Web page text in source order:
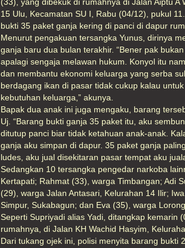
(33), yang dibekuk di rumahnya di Jalan Aiptu A
15 Ulu, Kecamatan SU I, Rabu (04/12), pukul
bukti 35 paket ganja kering di panci di dapur
Menurut pengakuan tersangka Yunus, dirinya
ganja baru dua bulan terakhir. “Bener pak
apalagi sengaja melawan hukum. Konyol itu
dan membantu ekonomi keluarga yang serba
berdagang ikan di pasar tidak cukup kalau
kebutuhan keluarga,” akunya.
Bapak dua anak ini juga mengaku, barang
Uj. “Barang bukti ganja 35 paket itu, aku
ditutup panci biar tidak ketahuan anak-anak.
ganja aku simpan di dapur. 35 paket ganja
ludes, aku jual disekitaran pasar tempat aku
Sedangkan 10 tersangka pengedar narkoba
Kertapati; Rahmat (33), warga Timbangan; Adi
(29), warga Jalan Antasari, Kelurahan 14 Ilir;
Simpur, Sukabagun; dan Eva (35), warga
Seperti Supriyadi alias Yadi, ditangkap kemarin
rumahnya, di Jalan KH Wachid Hasyim,
Dari tukang ojek ini, polisi menyita barang bukti